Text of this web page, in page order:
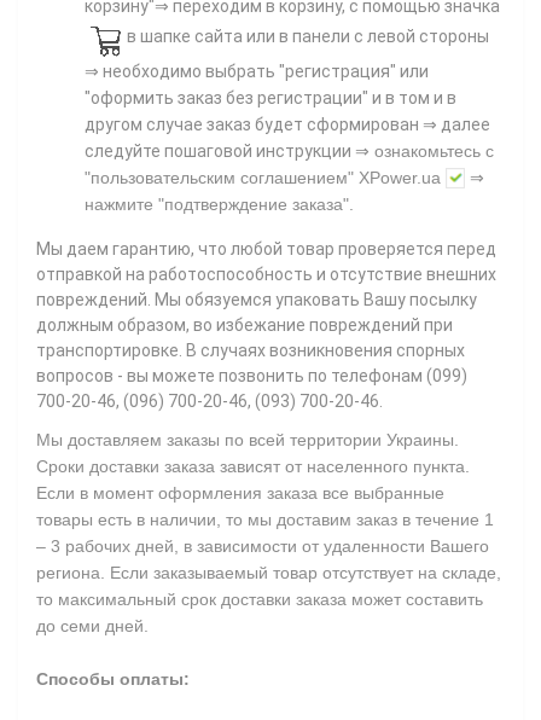
корзину"⇒ переходим в корзину, с помощью значка
в шапке сайта или в панели с левой стороны
⇒ необходимо выбрать "регистрация" или
"оформить заказ без регистрации" и в том и в
другом случае заказ будет сформирован ⇒ далее
следуйте пошаговой инструкции ⇒ ознакомьтесь с
"пользовательским соглашением" XPower.ua
⇒
нажмите "подтверждение заказа"
Мы даем гарантию, что любой товар проверяется перед
отправкой на работоспособность и отсутствие внешних
повреждений. Мы обязуемся упаковать Вашу посылку
должным образом, во избежание повреждений при
транспортировке. В случаях возникновения спорных
вопросов - вы можете позвонить по телефонам (099)
700-20-46, (096) 700-20-46, (093) 700-20-46.
Мы доставляем заказы по всей территории Украины.
Сроки доставки заказа зависят от населенного пункта.
Если в момент оформления заказа все выбранные
товары есть в наличии, то мы доставим заказ в течение 1
– 3 рабочих дней, в зависимости от удаленности Вашего
региона. Если заказываемый товар отсутствует на складе,
то максимальный срок доставки заказа может составить
до семи дней.
Способы оплаты: